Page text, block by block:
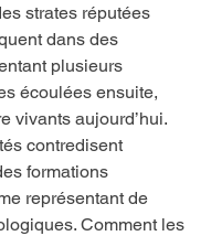
strates réputées
dans des
plusieurs
écoulées ensuite,
vivants aujourd’hui.
contredisent
formations
représentant de
Comment les